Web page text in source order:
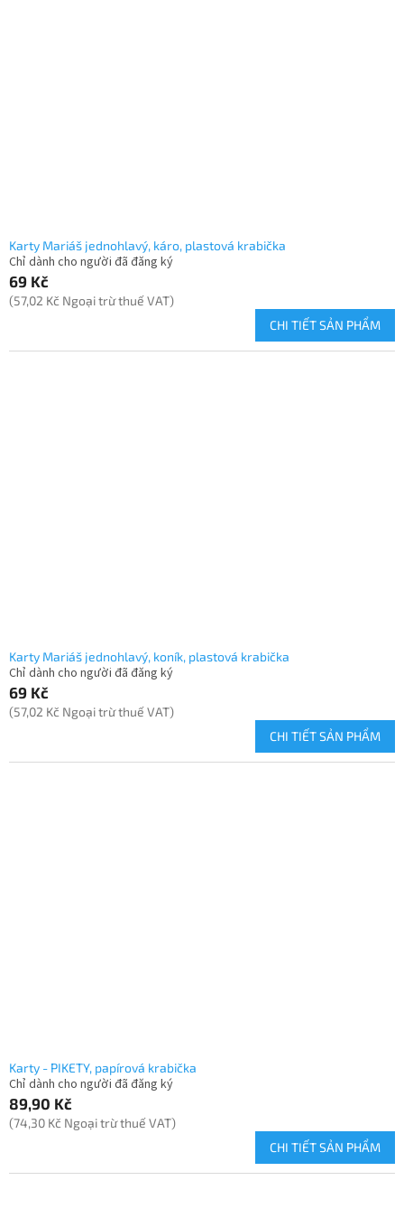
Karty Mariáš jednohlavý, káro, plastová krabička
Chỉ dành cho người đã đăng ký
69 Kč
(57,02 Kč Ngoại trừ thuế VAT)
CHI TIẾT SẢN PHẨM
Karty Mariáš jednohlavý, koník, plastová krabička
Chỉ dành cho người đã đăng ký
69 Kč
(57,02 Kč Ngoại trừ thuế VAT)
CHI TIẾT SẢN PHẨM
Karty - PIKETY, papírová krabička
Chỉ dành cho người đã đăng ký
89,90 Kč
(74,30 Kč Ngoại trừ thuế VAT)
CHI TIẾT SẢN PHẨM